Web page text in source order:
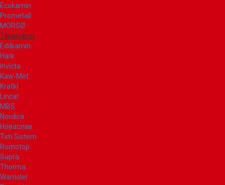
Ecokamin
Prometall
MORSØ
Термофор
Edilkamin
Hark
Invicta
Kaw-Met
Kratki
Lincar
MBS
Nordica
Новаслав
Tim Sistem
Romotop
Supra
Thorma
Wamsler